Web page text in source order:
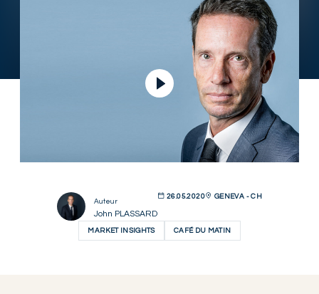
Auteur
John PLASSARD
26.05.2020 GENEVA - CH
MARKET INSIGHTS CAFÉ DU MATIN